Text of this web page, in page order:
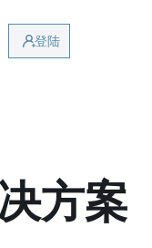
登陆
方案